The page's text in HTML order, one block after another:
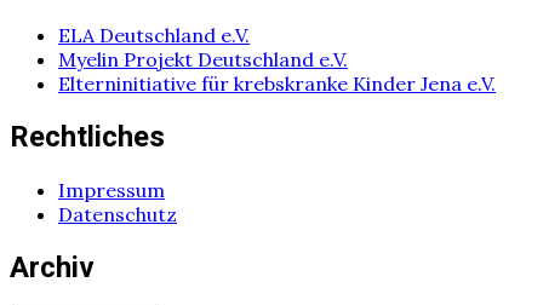
ELA Deutschland e.V.
Myelin Projekt Deutschland e.V.
Elterninitiative für krebskranke Kinder Jena e.V.
Rechtliches
Impressum
Datenschutz
Archiv